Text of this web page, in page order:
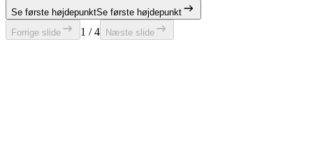
Se første højdepunktSe første højdepunkt
Forrige slide
1 / 4 Næste slide